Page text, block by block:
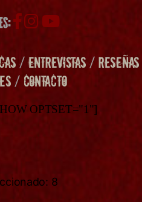
/ENTREVISTAS/RESEÑAS
/ CONTACTO
OPTSET="1"]
8